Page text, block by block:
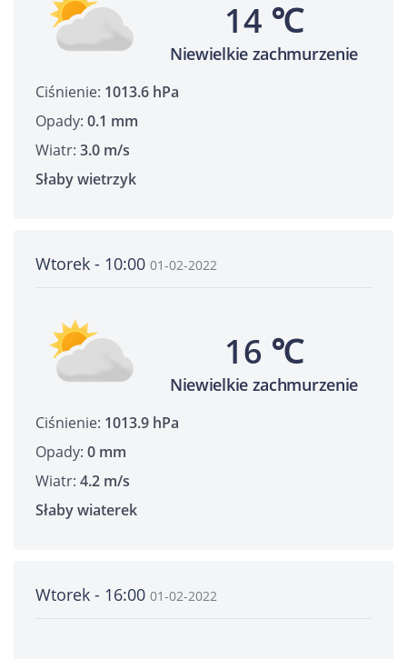
14 ℃
Niewielkie zachmurzenie
Ciśnienie: 1013.6 hPa
Opady: 0.1 mm
Wiatr: 3.0 m/s
Słaby wietrzyk
Wtorek - 10:00 01-02-2022
16 ℃
Niewielkie zachmurzenie
Ciśnienie: 1013.9 hPa
Opady: 0 mm
Wiatr: 4.2 m/s
Słaby wiaterek
Wtorek - 16:00 01-02-2022